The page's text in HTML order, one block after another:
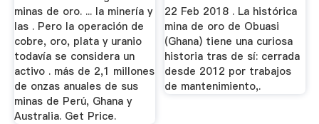
minas de oro. ... la minería y
las . Pero la operación de
cobre, oro, plata y uranio
todavía se considera un
activo . más de 2,1 millones
de onzas anuales de sus
minas de Perú, Ghana y
Australia. Get Price.
22 Feb 2018 . La histórica
mina de oro de Obuasi
(Ghana) tiene una curiosa
historia tras de sí: cerrada
desde 2012 por trabajos
de mantenimiento,.